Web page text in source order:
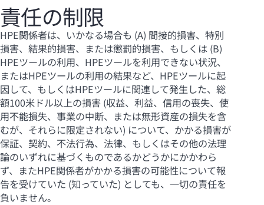
責任の制限
HPE関係者は、いかなる場合も (A) 間接的損害、特別
損害、結果的損害、または懲罰的損害、もしくは (B)
HPEツールの利用、HPEツールを利用できない状況、
またはHPEツールの利用の結果など、HPEツールに起
因して、もしくはHPEツールに関連して発生した、総
額100米ドル以上の損害 (収益、利益、信用の喪失、使
用不能損失、事業の中断、または無形資産の損失を含
むが、それらに限定されない) について、かかる損害が
保証、契約、不法行為、法律、もしくはその他の法理
論のいずれに基づくものであるかどうかにかかわら
ず、またHPE関係者がかかる損害の可能性について報
告を受けていた (知っていた) としても、一切の責任を
負いません。